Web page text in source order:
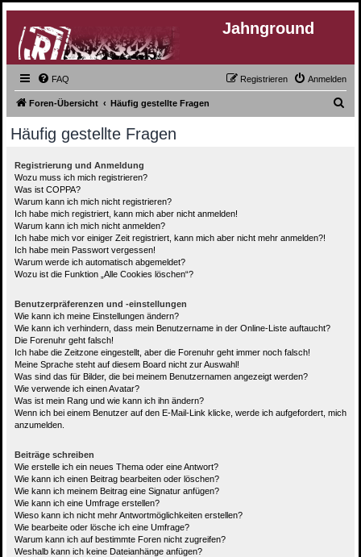
Jahnground
FAQ Anmelden
Registrieren
Foren-Übersicht Häufig gestellte Fragen
Häufig gestellte Fragen
Registrierung und Anmeldung
Wozu muss ich mich registrieren?
Was ist COPPA?
Warum kann ich mich nicht registrieren?
Ich habe mich registriert, kann mich aber nicht anmelden!
Warum kann ich mich nicht anmelden?
Ich habe mich vor einiger Zeit registriert, kann mich aber nicht mehr anmelden?!
Ich habe mein Passwort vergessen!
Warum werde ich automatisch abgemeldet?
Wozu ist die Funktion „Alle Cookies löschen“?
Benutzerpräferenzen und -einstellungen
Wie kann ich meine Einstellungen ändern?
Wie kann ich verhindern, dass mein Benutzername in der Online-Liste auftaucht?
Die Forenuhr geht falsch!
Ich habe die Zeitzone eingestellt, aber die Forenuhr geht immer noch falsch!
Meine Sprache steht auf diesem Board nicht zur Auswahl!
Was sind das für Bilder, die bei meinem Benutzernamen angezeigt werden?
Wie verwende ich einen Avatar?
Was ist mein Rang und wie kann ich ihn ändern?
Wenn ich bei einem Benutzer auf den E-Mail-Link klicke, werde ich aufgefordert, mich
anzumelden.
Beiträge schreiben
Wie erstelle ich ein neues Thema oder eine Antwort?
Wie kann ich einen Beitrag bearbeiten oder löschen?
Wie kann ich meinem Beitrag eine Signatur anfügen?
Wie kann ich eine Umfrage erstellen?
Wieso kann ich nicht mehr Antwortmöglichkeiten erstellen?
Wie bearbeite oder lösche ich eine Umfrage?
Warum kann ich auf bestimmte Foren nicht zugreifen?
Weshalb kann ich keine Dateianhänge anfügen?